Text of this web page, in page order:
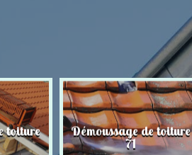
toiture Démoussage de toiture
71